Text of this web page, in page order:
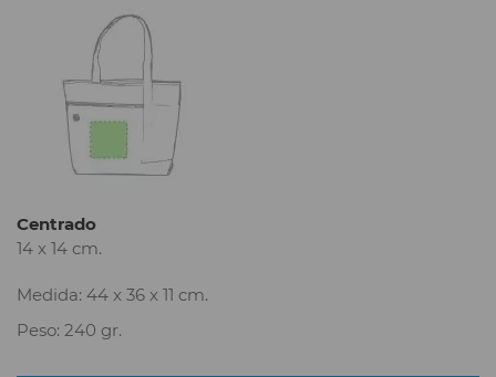
Centrado
14 x 14 cm.
Medida: 44 x 36 x 11 cm.
Peso: 240 gr.